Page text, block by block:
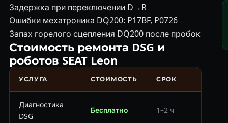
Задержка при переключении D→R
Ошибки мехатроника DQ200: P17BF, P0726
Запах горелого сцепления DQ200 после пробок
Стоимость ремонта DSG и
роботов SEAT Leon
УСЛУГА СТОИМОСТЬ СРОК
Диагностика
DSG
Бесплатно 1–2 ч